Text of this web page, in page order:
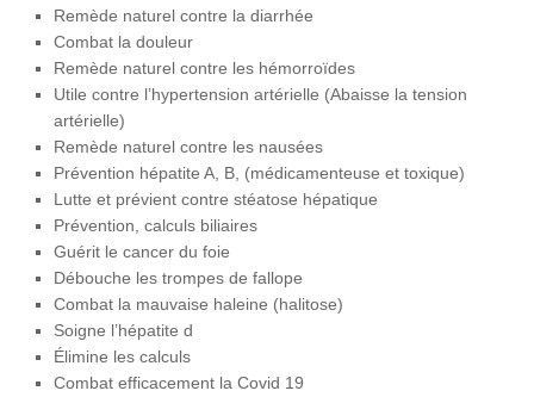
Remède naturel contre la diarrhée
Combat la douleur
Remède naturel contre les hémorroïdes
Utile contre l’hypertension artérielle (Abaisse la tension
artérielle)
Remède naturel contre les nausées
Prévention hépatite A, B, (médicamenteuse et toxique)
Lutte et prévient contre stéatose hépatique
Prévention, calculs biliaires
Guérit le cancer du foie
Débouche les trompes de fallope
Combat la mauvaise haleine (halitose)
Soigne l’hépatite d
Élimine les calculs
Combat efficacement la Covid 19